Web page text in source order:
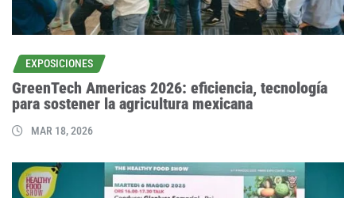
EXPOSICIONES
GreenTech Americas 2026: eficiencia, tecnología
para sostener la agricultura mexicana
MAR 18, 2026